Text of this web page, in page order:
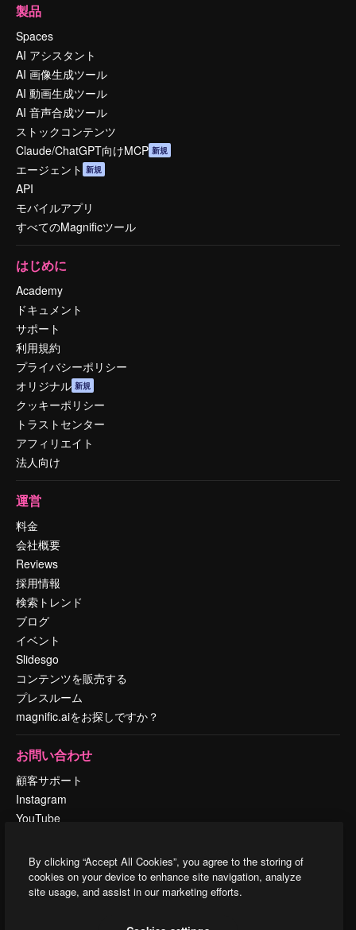
製品
Spaces
AI アシスタント
AI 画像生成ツール
AI 動画生成ツール
AI 音声合成ツール
ストックコンテンツ
Claude/ChatGPT向けMCP 新規
エージェント 新規
API
モバイルアプリ
すべてのMagnificツール
はじめに
Academy
ドキュメント
サポート
利用規約
プライバシーポリシー
オリジナル 新規
クッキーポリシー
トラストセンター
アフィリエイト
法人向け
運営
料金
会社概要
Reviews
採用情報
検索トレンド
ブログ
イベント
Slidesgo
コンテンツを販売する
プレスルーム
magnific.aiをお探しですか？
お問い合わせ
顧客サポート
Instagram
YouTube
TikTok
Discord
By clicking “Accept All Cookies”, you agree to the storing of
cookies on your device to enhance site navigation, analyze
site usage, and assist in our marketing efforts.